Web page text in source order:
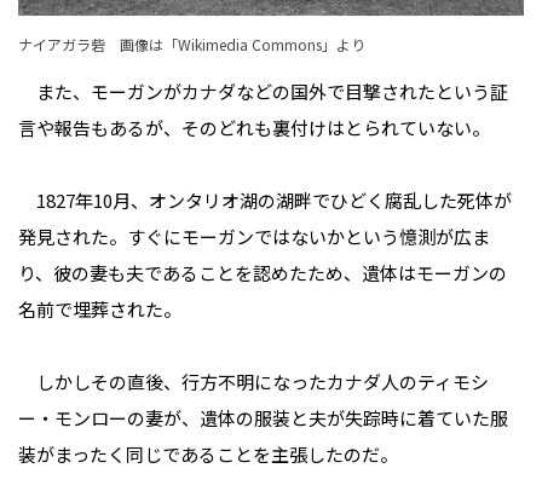
ナイアガラ砦 画像は「Wikimedia Commons」より
また、モーガンがカナダなどの国外で目撃されたという証
言や報告もあるが、そのどれも裏付けはとられていない。
1827年10月、オンタリオ湖の湖畔でひどく腐乱した死体が
発見された。すぐにモーガンではないかという憶測が広ま
り、彼の妻も夫であることを認めたため、遺体はモーガンの
名前で埋葬された。
しかしその直後、行方不明になったカナダ人のティモシ
ー・モンローの妻が、遺体の服装と夫が失踪時に着ていた服
装がまったく同じであることを主張したのだ。